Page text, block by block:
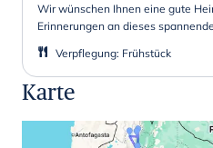
Wir wünschen Ihnen eine gute
Erinnerungen an dieses
Verpflegung: Frühstück
Karte